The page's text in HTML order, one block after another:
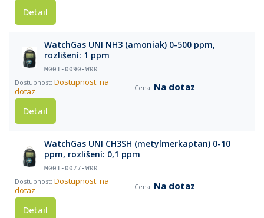
Detail
WatchGas UNI NH3 (amoniak) 0-500 ppm,
rozlišení: 1 ppm
M001-0090-W00
Dostupnost: na
dotaz
Na dotaz
Detail
WatchGas UNI CH3SH (metylmerkaptan) 0-10
ppm, rozlišení: 0,1 ppm
M001-0077-W00
Dostupnost: na
dotaz
Na dotaz
Detail